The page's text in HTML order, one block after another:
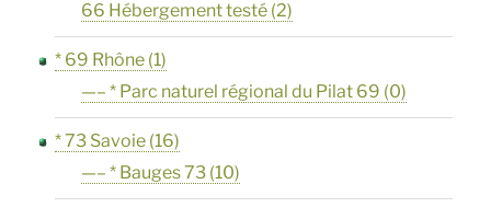
66 Hébergement testé (2)
* 69 Rhône (1)
—– * Parc naturel régional du Pilat 69 (0)
* 73 Savoie (16)
—– * Bauges 73 (10)